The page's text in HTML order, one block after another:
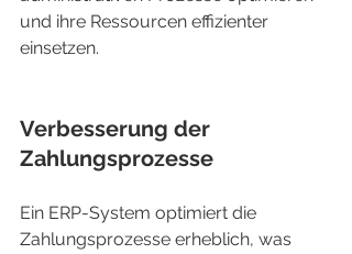
und ihre Ressourcen effizienter
einsetzen.
Verbesserung der
Zahlungsprozesse
Ein ERP-System optimiert die
Zahlungsprozesse erheblich, was